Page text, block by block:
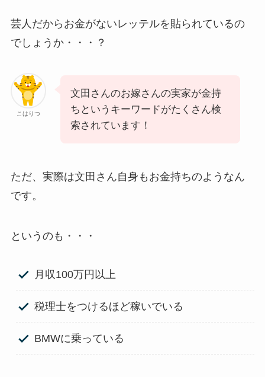
芸人だからお金がないレッテルを貼られているの
でしょうか・・・？
こはりつ
文田さんのお嫁さんの実家が金持
ちというキーワードがたくさん検
索されています！
ただ、実際は文田さん自身もお金持ちのようなん
です。
というのも・・・
月収100万円以上
税理士をつけるほど稼いでいる
BMWに乗っている